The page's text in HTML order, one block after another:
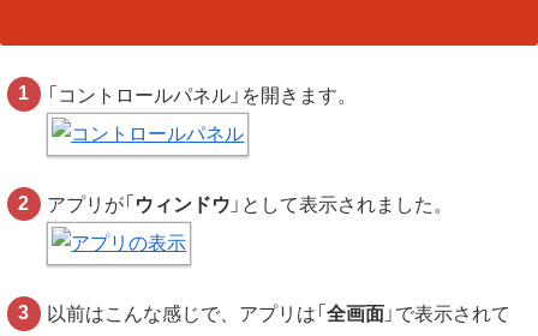
「コントロールパネル」を開きます。
アプリが「 ウィンドウ 」として表示されました。
以前はこんな感じで、アプリは「全画面 」で表示されて